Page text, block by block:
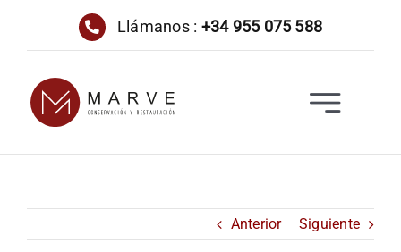
Llámanos : +34 955 075 588
Toggle
INICIO
NOSOTROS
Anterior Siguiente